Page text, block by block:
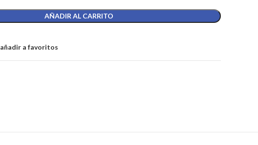
AÑADIR AL CARRITO
añadir a favoritos